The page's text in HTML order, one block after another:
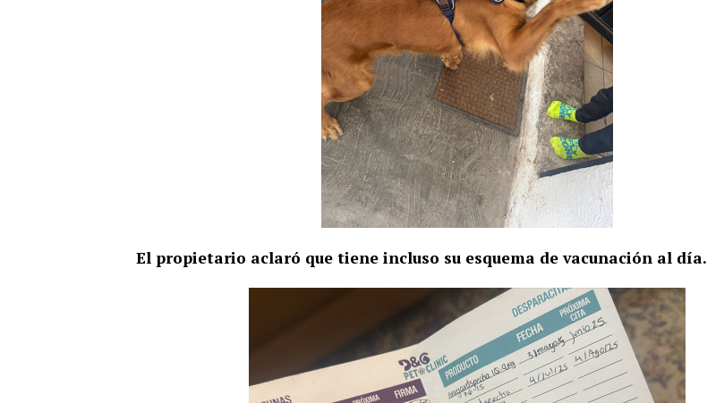
El propietario aclaró que tiene incluso su esquema de vacunación al día.